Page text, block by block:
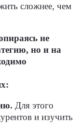
сложнее, чем
не
но и на
Для этого
и изучить